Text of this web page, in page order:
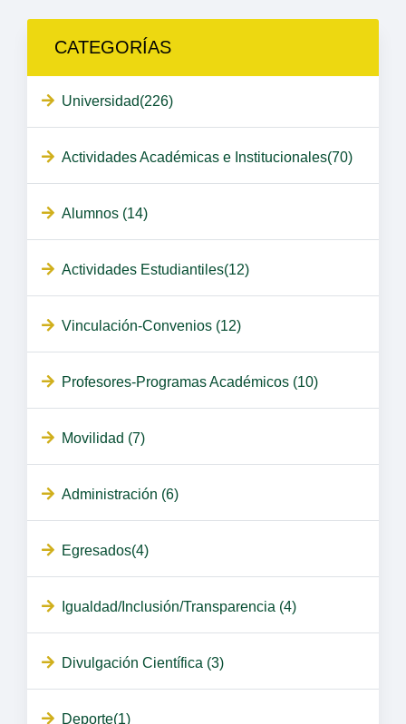
CATEGORÍAS
Universidad(226)
Actividades Académicas e Institucionales(70)
Alumnos (14)
Actividades Estudiantiles(12)
Vinculación-Convenios (12)
Profesores-Programas Académicos (10)
Movilidad (7)
Administración (6)
Egresados(4)
Igualdad/Inclusión/Transparencia (4)
Divulgación Científica (3)
Deporte(1)